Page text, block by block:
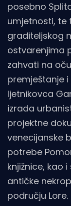
posebno
umjetnosti, te
graditeljskog
ostvarenjima
zahvati na
premještanje
ljetnikovca
izrada
projektne
venecijanske
potrebe
knjižnice, kao
antičke
području Lore.